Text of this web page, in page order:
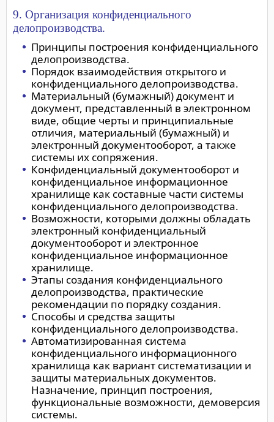
9. Организация конфиденциального
делопроизводства.
Принципы построения конфиденциального
делопроизводства.
Порядок взаимодействия открытого и
конфиденциального делопроизводства.
Материальный (бумажный) документ и
документ, представленный в электронном
виде, общие черты и принципиальные
отличия, материальный (бумажный) и
электронный документооборот, а также
системы их сопряжения.
Конфиденциальный документооборот и
конфиденциальное информационное
хранилище как составные части системы
конфиденциального делопроизводства.
Возможности, которыми должны обладать
электронный конфиденциальный
документооборот и электронное
конфиденциальное информационное
хранилище.
Этапы создания конфиденциального
делопроизводства, практические
рекомендации по порядку создания.
Способы и средства защиты
конфиденциального делопроизводства.
Автоматизированная система
конфиденциального информационного
хранилища как вариант систематизации и
защиты материальных документов.
Назначение, принцип построения,
функциональные возможности, демоверсия
системы.